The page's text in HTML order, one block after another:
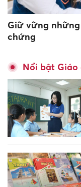
Giữ vững
chứng
Nổi bật Giáo